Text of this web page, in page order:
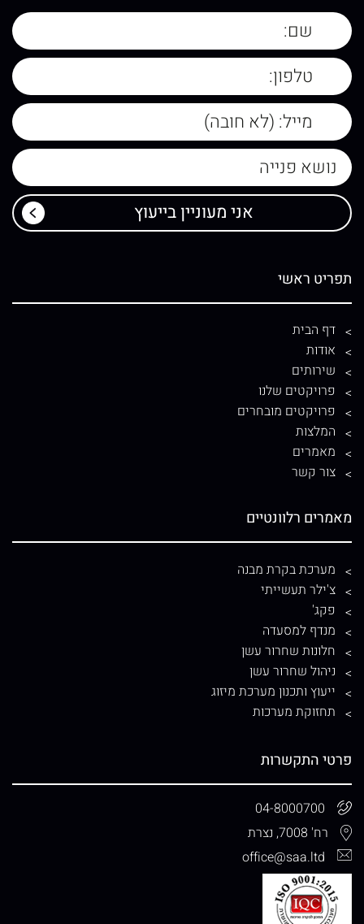
תפריט ראשי
דף הבית
אודות
שירותים
פרויקטים שלנו
פרויקטים מובחרים
המלצות
מאמרים
צור קשר
מאמרים רלוונטיים
מערכת בקרת מבנה
צ'ילר תעשייתי
פקג'
מנדף למסעדה
חלונות שחרור עשן
ניהול שחרור עשן
ייעוץ ותכנון מערכת מיזוג
תחזוקת מערכות
פרטי התקשרות
04-8000700
רח' 7008, נצרת
office@saa.ltd